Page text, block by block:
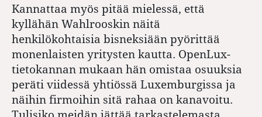
Kannattaa myös pitää mielessä, että
kyllähän Wahlrooskin näitä
henkilökohtaisia bisneksiään pyörittää
monenlaisten yritysten kautta. OpenLux-
tietokannan mukaan hän omistaa osuuksia
peräti viidessä yhtiössä Luxemburgissa ja
näihin firmoihin sitä rahaa on kanavoitu.